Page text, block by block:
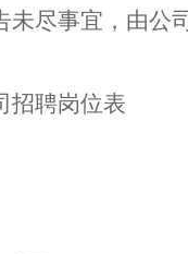
尽事宜，由公
招聘岗位表